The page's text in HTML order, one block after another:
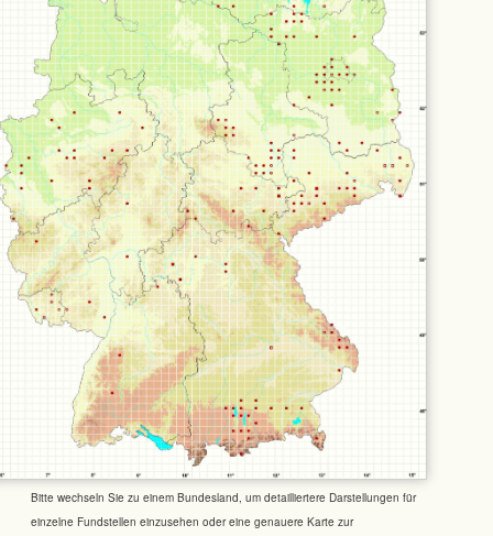
Bitte wechseln Sie zu einem Bundesland, um detailliertere Darstellungen für
einzelne Fundstellen einzusehen oder eine genauere Karte zur